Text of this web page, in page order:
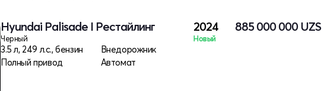
Hyundai Palisade I Рестайлинг
Черный
3.5 л, 249 л.с., бензин
Внедорожник
Полный привод
Автомат
2024
Новый
885 000 000 UZS